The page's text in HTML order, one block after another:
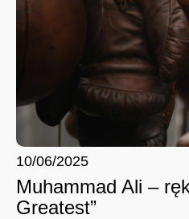
10/06/2025
Muhammad Ali –
Greatest”